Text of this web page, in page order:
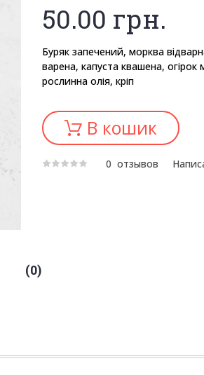
50.00 грн.
Буряк запечений, морква
варена, капуста квашена,
рослинна олія, кріп
В кошик
0 отзывов
0